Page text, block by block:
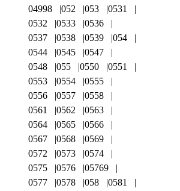
04998
052 053
0531
0532
0533
0536
0537
0538 0539
054
0544
0545
0547
0548
055 0550
0551
0553
0554
0555
0556
0557
0558
0561
0562
0563
0564
0565
0566
0567
0568
0569
0572
0573
0574
0575
0576
05769
0577
0578 058
0581